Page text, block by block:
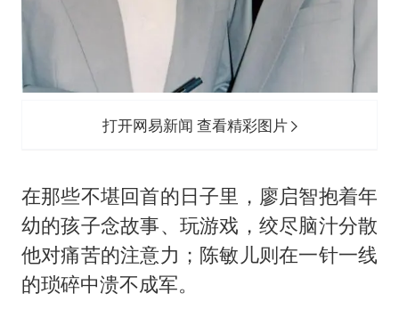
打开网易新闻 查看精彩图片
在那些不堪回首的日子里，廖启智抱着年
幼的孩子念故事、玩游戏，绞尽脑汁分散
他对痛苦的注意力；陈敏儿则在一针一线
的琐碎中溃不成军。